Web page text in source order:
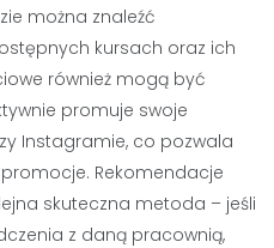
można znaleźć
kursach oraz ich
również mogą być
promuje swoje
Instagramie, co pozwala
Rekomendacje
skuteczna metoda – jeśli
z daną pracownią,